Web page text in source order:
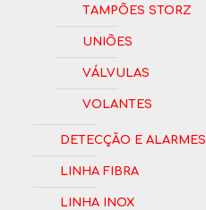
Tampões Storz
Uniões
Válvulas
Volantes
Detecção e Alarmes
Linha Fibra
Linha Inox